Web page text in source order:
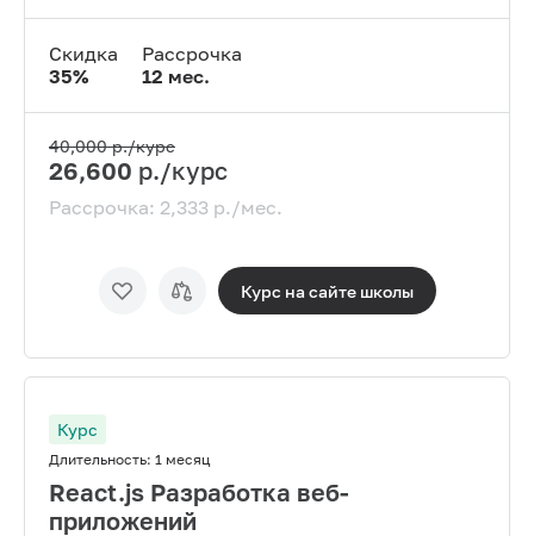
Скидка
35%
Рассрочка
12 мес.
40,000р./курс
26,600 р./курс
Рассрочка: 2,333 р./мес.
Курс на сайте школы
Курс
Длительность: 1 месяц
React.js Разработка веб-
приложений